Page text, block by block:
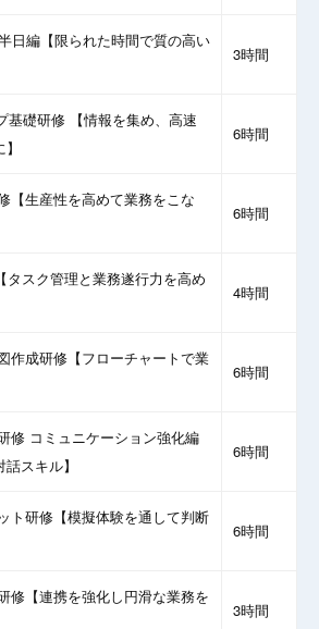
日編【限られた時間で質の高い
3時間
基礎研修 【情報を集め、高速
6時間
【生産性を高めて業務をこな
6時間
スク管理と業務遂行力を高め
4時間
作成研修【フローチャートで業
6時間
修 コミュニケーション強化編
スキル】
6時間
ト研修【模擬体験を通して判断
6時間
修【連携を強化し円滑な業務を
3時間